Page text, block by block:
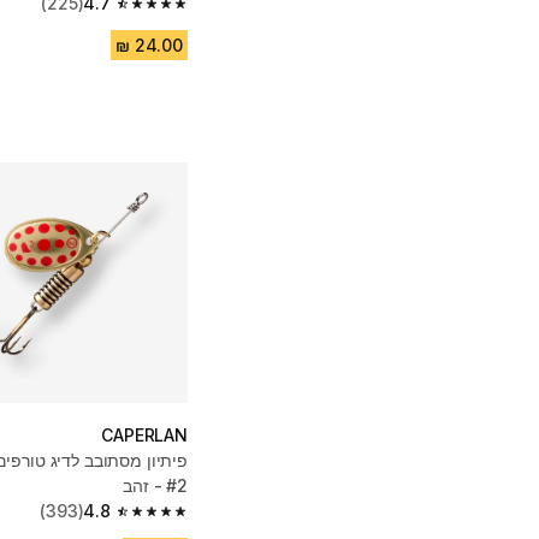
4.7 out of 5 stars from 225 reviews
CAPERLAN
#2 - זהב
4.8
4.8 out of 5 stars from 393 reviews
(393)